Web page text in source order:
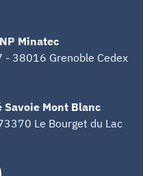
Minatec
- 38016 Grenoble Cedex
Mont Blanc
Le Bourget du Lac